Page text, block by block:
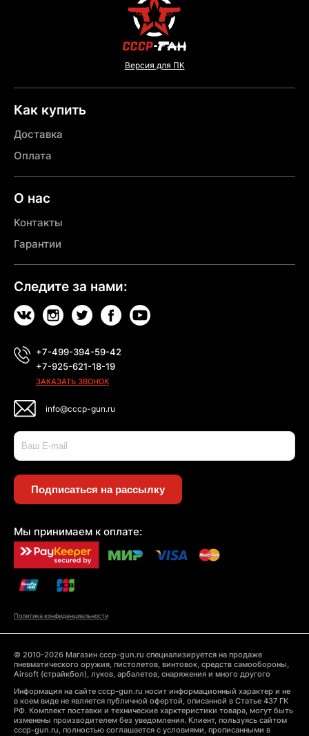
Версия для ПК
Как купить
Доставка
Оплата
О нас
Контакты
Гарантии
Следите за нами:
+7-499-394-59-42
+7-925-621-18-19
ЗАКАЗАТЬ ЗВОНОК
info@cccp-gun.ru
Подписаться на рассылку
Мы принимаем к оплате:
Политика конфиденциальности
© 2010-2026 Магазин cccp-gun.ru специализируется на продаже
пневматического оружия, пистолетов, винтовок, средств самообороны,
Airsoft (страйкбол), луков, арбалетов, снаряжения и много другого
Информация на сайте cccp-gun.ru носит информационный характер и не
в коем виде не является публичной офертой, описанной в Статье 437 ГК
РФ. Комплект поставки и технические харктеристики товара, могут быть
изменены производителем без уведомления. Клиент, пользуясь сайтом
cccp-gun.ru, полностью соглашается с условиями, прописанными в